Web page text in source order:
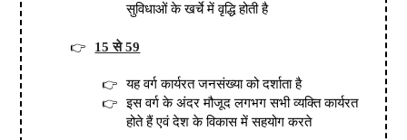
सुविधाओं के खर्चे में वृद्धि होती है
15 से 59
यह वर्ग कार्यरत जनसंख्या को दर्शाता है
इस वर्ग के अंदर मौजूद लगभग सभी व्यक्ति कार्यरत
होते हैं एवं देश के विकास में सहयोग करते